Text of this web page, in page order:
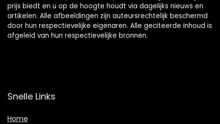
prijs biedt en u op de hoogte houdt via dagelijks nieuws en
artikelen. Alle afbeeldingen zijn auteursrechtelijk beschermd
door hun respectievelijke eigenaren. Alle geciteerde inhoud is
afgeleid van hun respectievelijke bronnen.
Snelle Links
Home